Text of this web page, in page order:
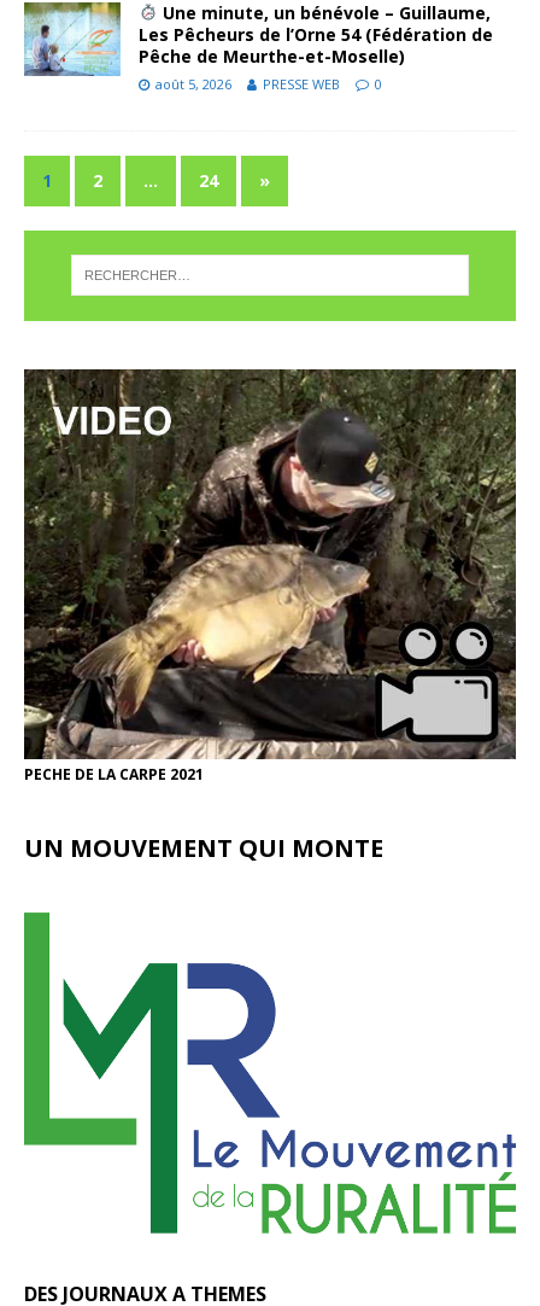
Une minute, un bénévole – Guillaume,
Les Pêcheurs de l’Orne 54 (Fédération de
Pêche de Meurthe-et-Moselle)
août 5, 2026 PRESSE WEB 0
1 2 … 24 »
PECHE DE LA CARPE 2021
UN MOUVEMENT QUI MONTE
DES JOURNAUX A THEMES